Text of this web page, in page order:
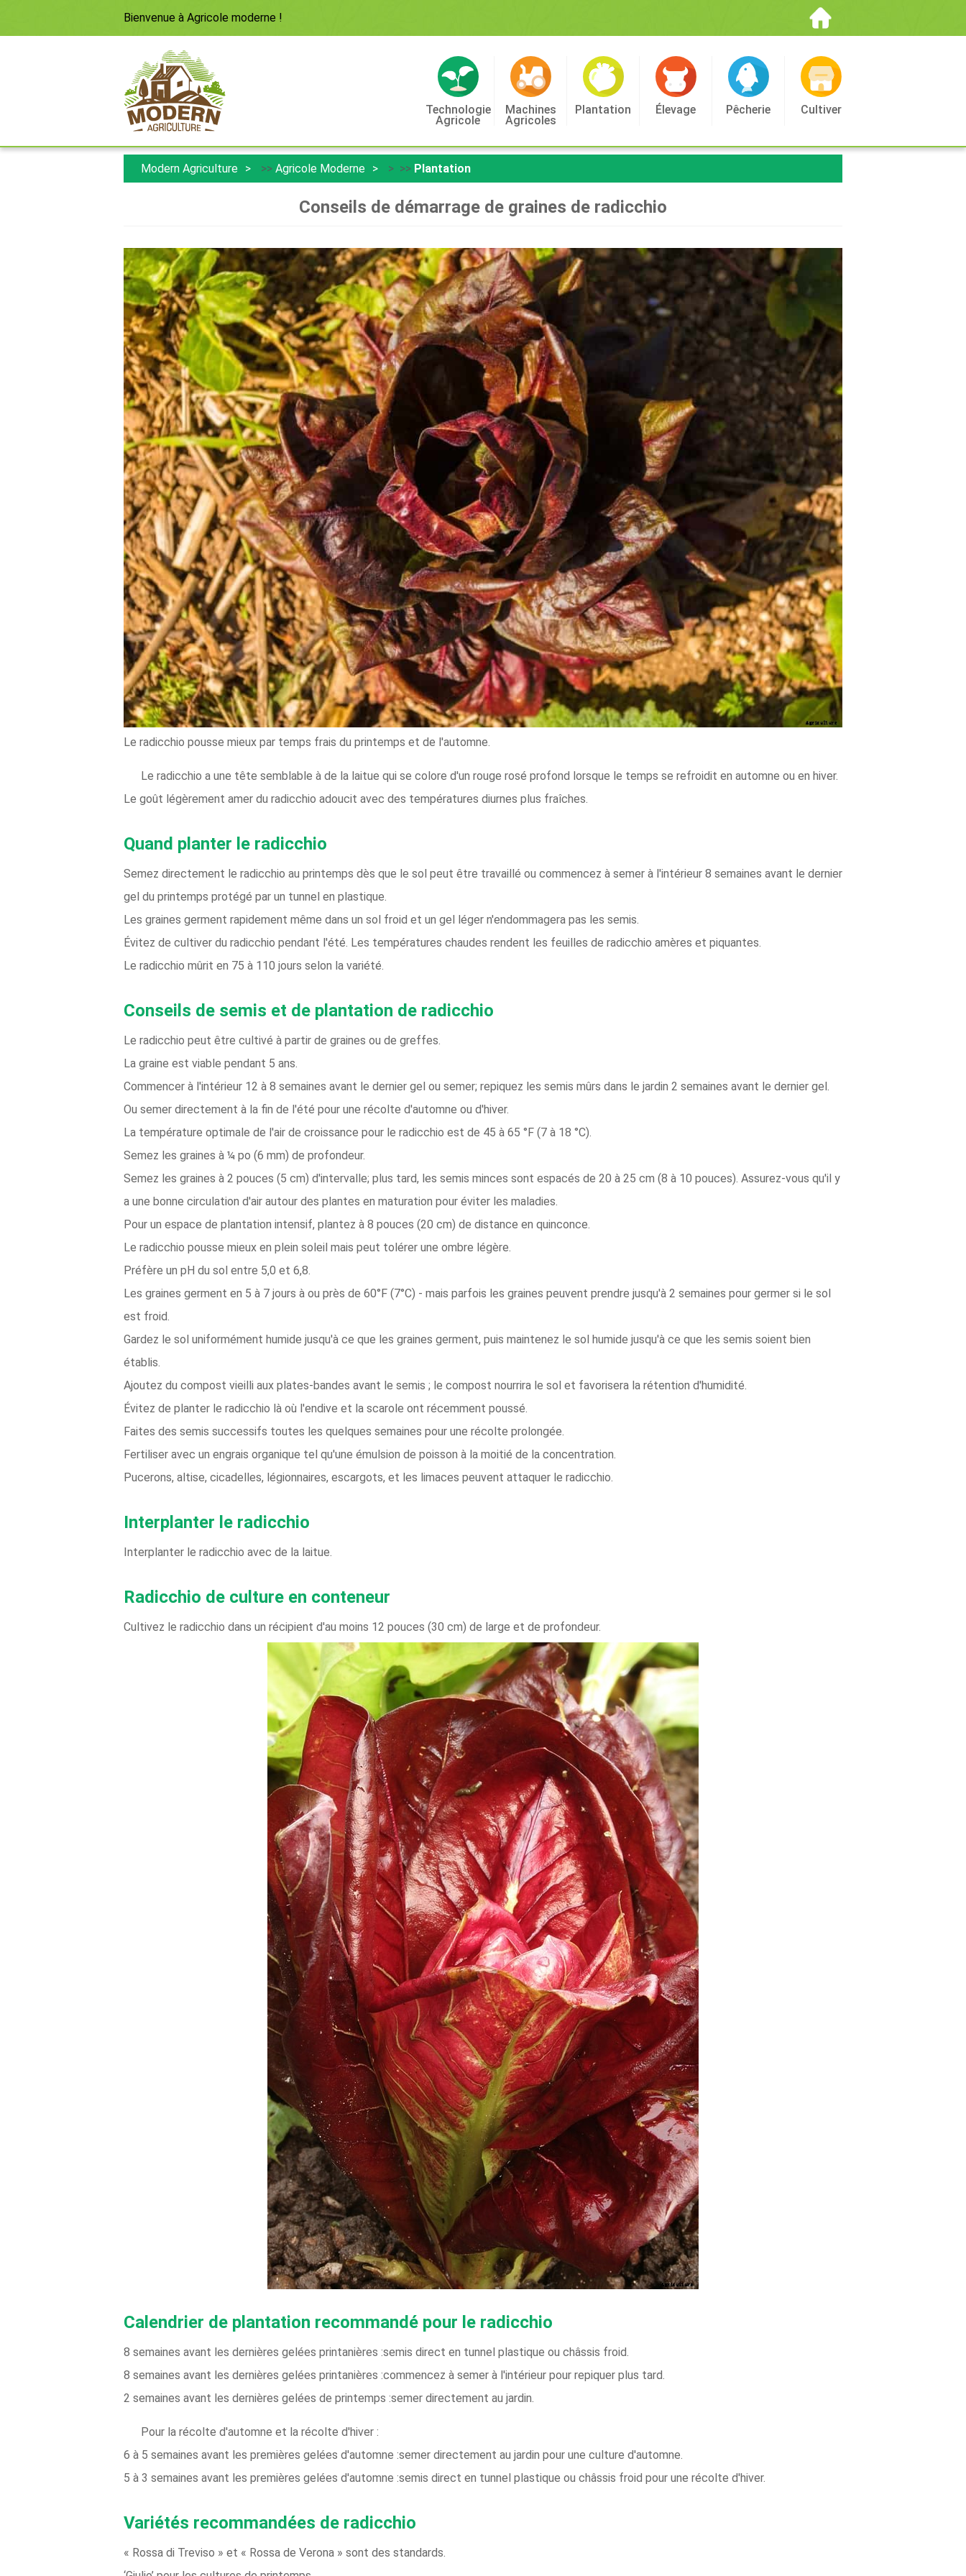
Bienvenue à Agricole moderne !
Technologie
Agricole
Machines
Agricoles
Plantation Élevage Pêcherie Cultiver
Modern Agriculture >> Agricole Moderne > >> Plantation
Conseils de démarrage de graines de radicchio
Le radicchio pousse mieux par temps frais du printemps et de l'automne.
Le radicchio a une tête semblable à de la laitue qui se colore d'un rouge rosé profond lorsque le temps se refroidit en automne ou en hiver.
Le goût légèrement amer du radicchio adoucit avec des températures diurnes plus fraîches.
Quand planter le radicchio
Semez directement le radicchio au printemps dès que le sol peut être travaillé ou commencez à semer à l'intérieur 8 semaines avant le dernier
gel du printemps protégé par un tunnel en plastique.
Les graines germent rapidement même dans un sol froid et un gel léger n'endommagera pas les semis.
Évitez de cultiver du radicchio pendant l'été. Les températures chaudes rendent les feuilles de radicchio amères et piquantes.
Le radicchio mûrit en 75 à 110 jours selon la variété.
Conseils de semis et de plantation de radicchio
Le radicchio peut être cultivé à partir de graines ou de greffes.
La graine est viable pendant 5 ans.
Commencer à l'intérieur 12 à 8 semaines avant le dernier gel ou semer; repiquez les semis mûrs dans le jardin 2 semaines avant le dernier gel.
Ou semer directement à la fin de l'été pour une récolte d'automne ou d'hiver.
La température optimale de l'air de croissance pour le radicchio est de 45 à 65 °F (7 à 18 °C).
Semez les graines à ¼ po (6 mm) de profondeur.
Semez les graines à 2 pouces (5 cm) d'intervalle; plus tard, les semis minces sont espacés de 20 à 25 cm (8 à 10 pouces). Assurez-vous qu'il y
a une bonne circulation d'air autour des plantes en maturation pour éviter les maladies.
Pour un espace de plantation intensif, plantez à 8 pouces (20 cm) de distance en quinconce.
Le radicchio pousse mieux en plein soleil mais peut tolérer une ombre légère.
Préfère un pH du sol entre 5,0 et 6,8.
Les graines germent en 5 à 7 jours à ou près de 60°F (7°C) - mais parfois les graines peuvent prendre jusqu'à 2 semaines pour germer si le sol
est froid.
Gardez le sol uniformément humide jusqu'à ce que les graines germent, puis maintenez le sol humide jusqu'à ce que les semis soient bien
établis.
Ajoutez du compost vieilli aux plates-bandes avant le semis ; le compost nourrira le sol et favorisera la rétention d'humidité.
Évitez de planter le radicchio là où l'endive et la scarole ont récemment poussé.
Faites des semis successifs toutes les quelques semaines pour une récolte prolongée.
Fertiliser avec un engrais organique tel qu'une émulsion de poisson à la moitié de la concentration.
Pucerons, altise, cicadelles, légionnaires, escargots, et les limaces peuvent attaquer le radicchio.
Interplanter le radicchio
Interplanter le radicchio avec de la laitue.
Radicchio de culture en conteneur
Cultivez le radicchio dans un récipient d'au moins 12 pouces (30 cm) de large et de profondeur.
Calendrier de plantation recommandé pour le radicchio
8 semaines avant les dernières gelées printanières :semis direct en tunnel plastique ou châssis froid.
8 semaines avant les dernières gelées printanières :commencez à semer à l'intérieur pour repiquer plus tard.
2 semaines avant les dernières gelées de printemps :semer directement au jardin.
Pour la récolte d'automne et la récolte d'hiver :
6 à 5 semaines avant les premières gelées d'automne :semer directement au jardin pour une culture d'automne.
5 à 3 semaines avant les premières gelées d'automne :semis direct en tunnel plastique ou châssis froid pour une récolte d'hiver.
Variétés recommandées de radicchio
« Rossa di Treviso » et « Rossa de Verona » sont des standards.